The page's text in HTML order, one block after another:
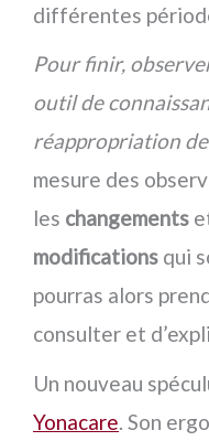
différentes
Pour finir,
outil de
réappropriation
mesure des
les changements
modifications qui
pourras alors
consulter et
Un nouveau
Yonacare. Son